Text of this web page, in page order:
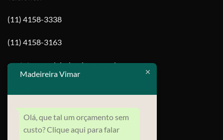
(11) 4158-3338
(11) 4158-3163
contato@madeireiravimar.com.br
Madeireira Vimar
Olá, que tal um orçamento sem
custo? Clique aqui para falar